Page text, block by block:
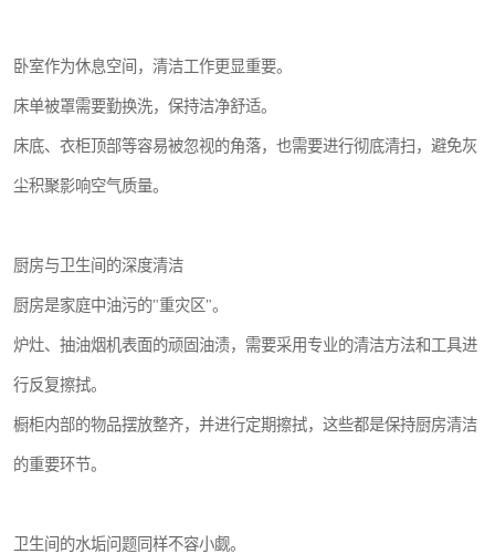
卧室作为休息空间，清洁工作更显重要。
床单被罩需要勤换洗，保持洁净舒适。
床底、衣柜顶部等容易被忽视的角落，也需要进行彻底清扫，避免灰
尘积聚影响空气质量。
厨房与卫生间的深度清洁
厨房是家庭中油污的"重灾区"。
炉灶、抽油烟机表面的顽固油渍，需要采用专业的清洁方法和工具进
行反复擦拭。
橱柜内部的物品摆放整齐，并进行定期擦拭，这些都是保持厨房清洁
的重要环节。
卫生间的水垢问题同样不容小觑。